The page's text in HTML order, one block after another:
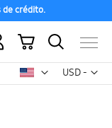
crédito.
USD -
dólar
Mi carrito